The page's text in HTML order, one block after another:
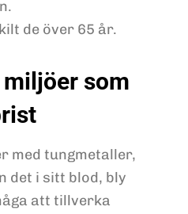
de över 65 år.
som
med tungmetaller,
det i sitt blod, bly
att tillverka